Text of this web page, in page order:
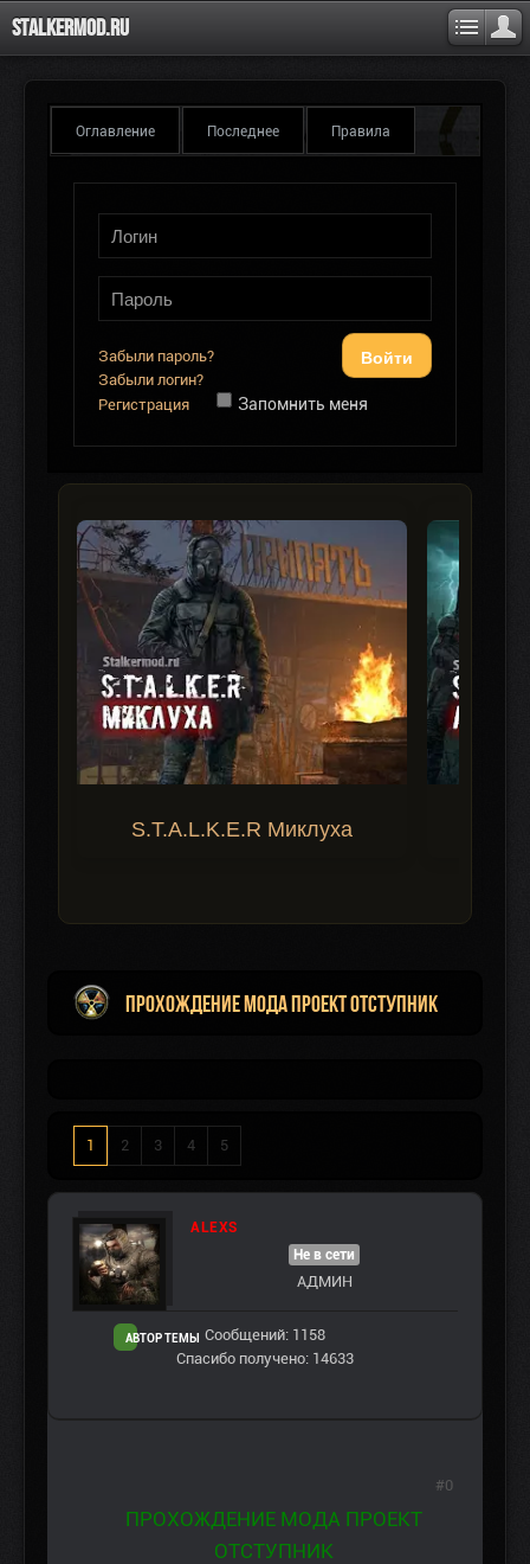
Stalkermod.ru
Оглавление Последнее Правила
Войти
Забыли пароль?
Забыли логин?
Регистрация
Запомнить меня
S.T.A.L.K.E.R Миклуха
Прохождение мода Проект Отступник
1 2 3 4 5
ALEXS
АВТОР ТЕМЫ
Не в сети
АДМИН
Сообщений: 1158
Спасибо получено: 14633
ПРОХОЖДЕНИЕ МОДА ПРОЕКТ
ОТСТУПНИК
#0